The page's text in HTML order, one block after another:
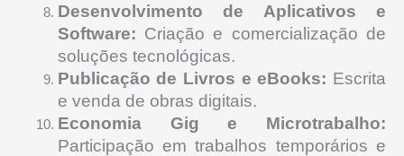
Desenvolvimento de Aplicativos e
Software: Criação e comercialização de
soluções tecnológicas.
Publicação de Livros e eBooks: Escrita
e venda de obras digitais.
Economia Gig e Microtrabalho:
Participação em trabalhos temporários e